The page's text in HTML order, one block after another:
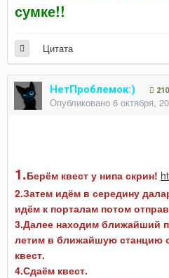
сумке!!
Цитата
НетПроблемок:) 210
Опубликовано 6 октября,
1.Берём квест у нипа скрин!
2.Затем идём в середину
идём к порталам потом
3.Далее находим ближайший
летим в ближайшую станцию
квест.
4.Сдаём квест.